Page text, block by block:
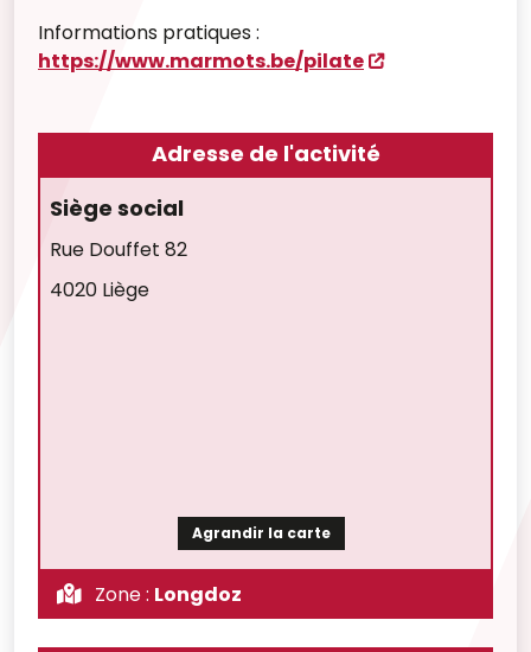
Informations pratiques :
https://www.marmots.be/pilate
Adresse de l'activité
Siège social
Rue Douffet 82
4020 Liège
Agrandir la carte
Zone : Longdoz